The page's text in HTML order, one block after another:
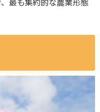
最も集約的な農業形態